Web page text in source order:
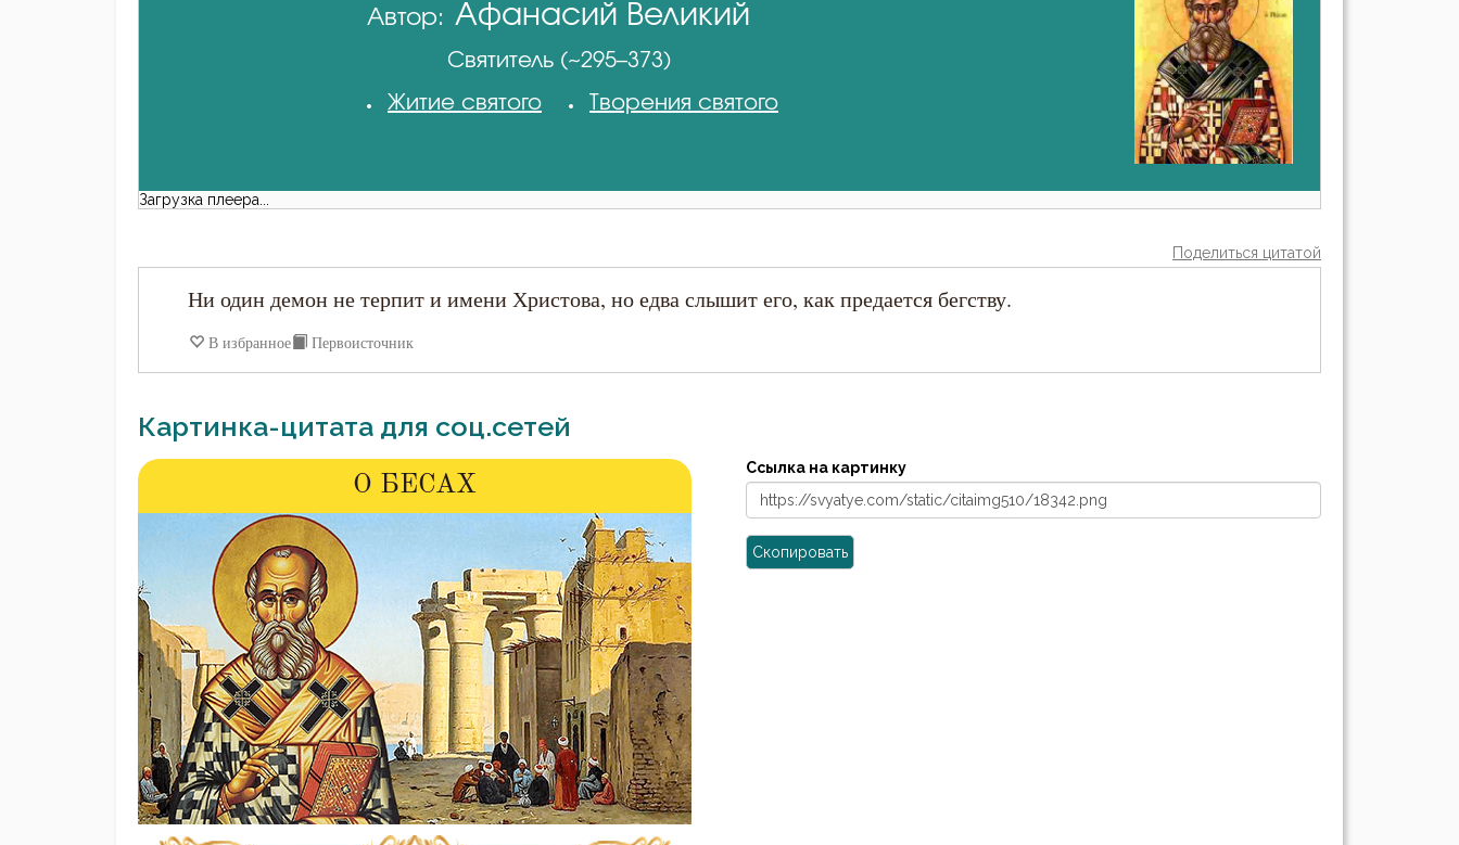
Автор: Афанасий Великий
Святитель (~295–373)
Житие святого
Творения святого
Загрузка плеера...
Поделиться цитатой
Ни один демон не терпит и имени Христова, но едва слышит его, как предается бегству.
В избранное Первоисточник
Картинка-цитата для соц.сетей
Ссылка на картинку
Скопировать